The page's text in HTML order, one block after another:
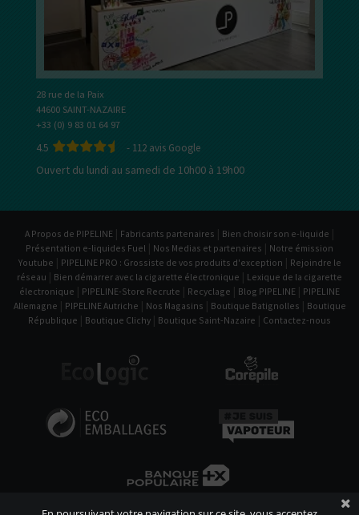
28 rue de la Paix
44600 SAINT-NAZAIRE
+33 (0) 9 83 01 64 97
4.5 - 112 avis Google
Ouvert du lundi au samedi de 10h00 à 19h00
A Propos de PIPELINE | Fabricants partenaires | Bien choisir son e-liquide |
Présentation e-liquides Fuel | Nos Medias et partenaires | Notre émission
Youtube | PIPELINE PRO : Grossiste de vos produits d'exception | Rejoindre le
réseau | Bien démarrer avec la cigarette électronique | Lexique de la cigarette
électronique | PIPELINE-Store Recrute | Recyclage | Blog PIPELINE | PIPELINE
Allemagne | PIPELINE Autriche | Nos Magasins | Boutique Batignolles | Boutique
République | Boutique Clichy | Boutique Saint-Nazaire | Contactez-nous